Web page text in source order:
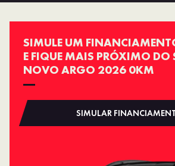
SIMULE UM
E FIQUE MAIS PRÓXIMO DO
NOVO ARGO 2026 0KM
SIMULAR